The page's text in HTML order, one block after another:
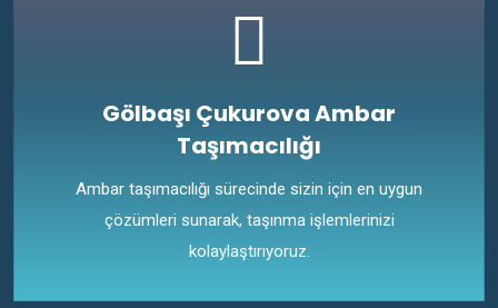
Gölbaşı Çukurova Ambar
Taşımacılığı
Ambar taşımacılığı sürecinde sizin için en uygun
çözümleri sunarak, taşınma işlemlerinizi
kolaylaştırıyoruz.